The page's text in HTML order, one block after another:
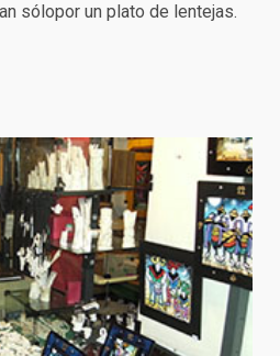
sólopor un plato de lentejas.